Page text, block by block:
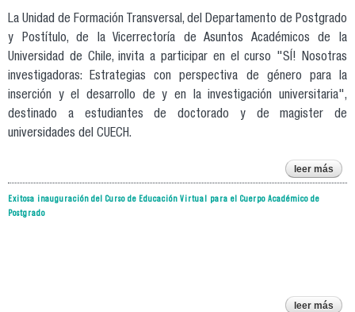
La Unidad de Formación Transversal, del Departamento de Postgrado
y Postítulo, de la Vicerrectoría de Asuntos Académicos de la
Universidad de Chile, invita a participar en el curso "SÍ! Nosotras
investigadoras: Estrategias con perspectiva de género para la
inserción y el desarrollo de y en la investigación universitaria",
destinado a estudiantes de doctorado y de magister de
universidades del CUECH.
leer más
Exitosa inauguración del Curso de Educación Virtual para el Cuerpo Académico de
Postgrado
leer más